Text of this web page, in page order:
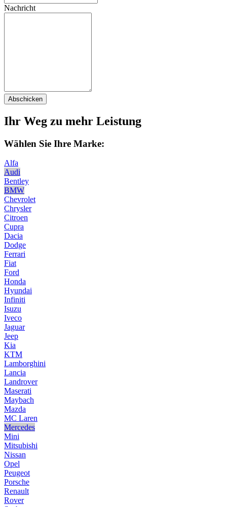
Nachricht
Abschicken
Ihr Weg zu mehr Leistung
Wählen Sie Ihre Marke:
Alfa
Audi
Bentley
BMW
Chevrolet
Chrysler
Citroen
Cupra
Dacia
Dodge
Ferrari
Fiat
Ford
Honda
Hyundai
Infiniti
Isuzu
Iveco
Jaguar
Jeep
Kia
KTM
Lamborghini
Lancia
Landrover
Maserati
Maybach
Mazda
MC Laren
Mercedes
Mini
Mitsubishi
Nissan
Opel
Peugeot
Porsche
Renault
Rover